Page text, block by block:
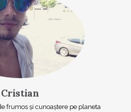
Cristian
frumos și cunoaștere pe planeta